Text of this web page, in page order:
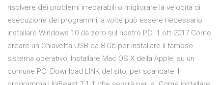
risolvere dei problemi irreparabili o migliorare la velocità di
esecuzione dei programmi, a volte può essere necessario
installare Windows 10 da zero sul nostro PC. 1 ott 2017 Come
creare un Chiavetta USB da 8 Gb per installare il famoso
sistema operativo, Installare Mac OS X della Apple, su un
comune PC. Download LINK del sito, per scaricare il